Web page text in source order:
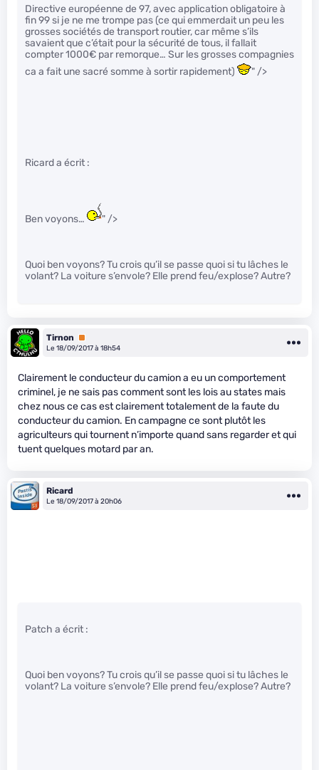
Directive européenne de 97, avec application obligatoire à
fin 99 si je ne me trompe pas (ce qui emmerdait un peu les
grosses sociétés de transport routier, car même s’ils
savaient que c’était pour la sécurité de tous, il fallait
compter 1000€ par remorque… Sur les grosses compagnies
ca a fait une sacré somme à sortir rapidement)
" />
Ricard a écrit :
Ben voyons… " />
Quoi ben voyons? Tu crois qu’il se passe quoi si tu lâches le
volant? La voiture s’envole? Elle prend feu/explose? Autre?
Tirnon
Premium
Le 18/09/2017 à 18h54
Clairement le conducteur du camion a eu un comportement
criminel, je ne sais pas comment sont les lois au states mais
chez nous ce cas est clairement totalement de la faute du
conducteur du camion. En campagne ce sont plutôt les
agriculteurs qui tournent n’importe quand sans regarder et qui
tuent quelques motard par an.
Ricard
Le 18/09/2017 à 20h06
Patch a écrit :
Quoi ben voyons? Tu crois qu’il se passe quoi si tu lâches le
volant? La voiture s’envole? Elle prend feu/explose? Autre?